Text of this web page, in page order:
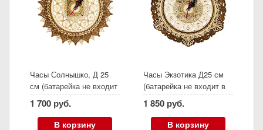
Часы Солнышко, Д 25
см (батарейка не входит
в комплект)
1 700 руб.
В корзину
Часы Экзотика Д25 см
(батарейка не входит в
комплект)
1 850 руб.
В корзину